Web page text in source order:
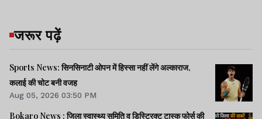
जरूर पढ़ें
Sports News: सिनसिनाटी ओपन में हिस्सा नहीं लेंगे अल्काराज,
कलाई की चोट बनी वजह
Aug 05, 2026 03:50 PM
Bokaro News : जिला स्वास्थ्य समिति व डिस्ट्रिक्ट टास्क फोर्स की